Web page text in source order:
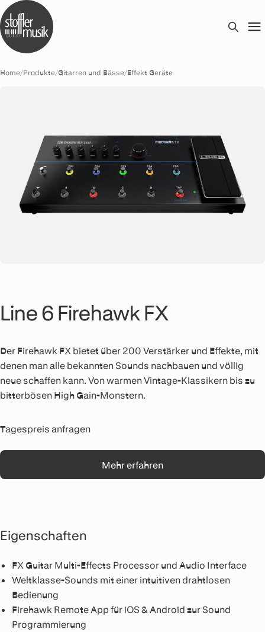
Home/Produkte/Gitarren und Bässe/Effekt Geräte
Line 6 Firehawk FX
Der Firehawk FX bietet über 200 Verstärker und Effekte, mit
denen man alle bekannten Sounds nachbauen und völlig
neue schaffen kann. Von warmen Vintage-Klassikern bis zu
bitterbösen High Gain-Monstern.
Tagespreis anfragen
Mehr erfahren
Eigenschaften
FX Guitar Multi-Effects Processor und Audio Interface
Weltklasse-Sounds mit einer intuitiven drahtlosen
Bedienung
Firehawk Remote App für iOS & Android zur Sound
Programmierung